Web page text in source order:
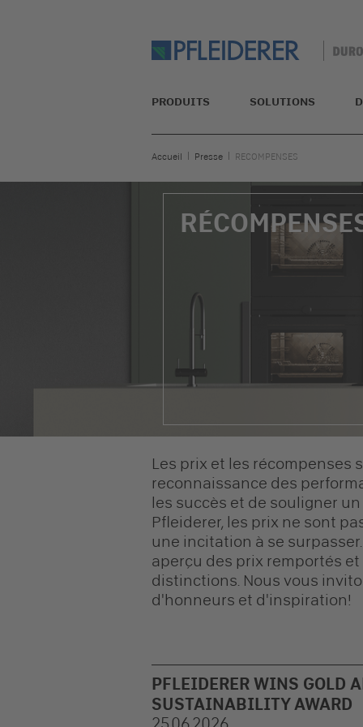
PRODUITS SOLUTIONS
Accueil Presse RECOMPENSES
Les prix et les récompenses
reconnaissance des
les succès et de souligner
Pfleiderer, les prix ne sont
une incitation à se
aperçu des prix remportés
distinctions. Nous vous
d'honneurs et d'inspiration!
PFLEIDERER WINS GOLD
SUSTAINABILITY AWARD